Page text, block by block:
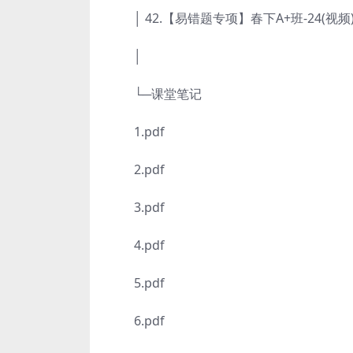
│ 42.【易错题专项】春下A+班-24(视
└─课堂笔记
1.pdf
2.pdf
3.pdf
4.pdf
5.pdf
6.pdf